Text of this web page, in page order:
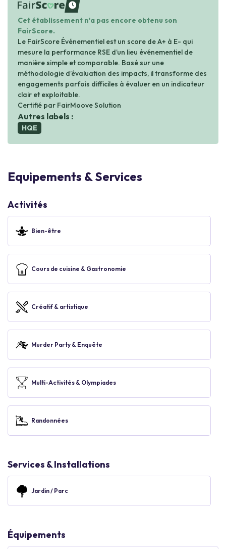
waiting
Cet établissement n'a pas encore obtenu son
FairScore.
Le FairScore Événementiel est un score de A+ à E- qui
mesure la performance RSE d’un lieu événementiel de
manière simple et comparable. Basé sur une
méthodologie d’évaluation des impacts, il transforme des
engagements parfois difficiles à évaluer en un indicateur
clair et exploitable.
Certifié par FairMoove Solution
Autres labels :
HQE
Equipements & Services
Activités
Bien-être
Cours de cuisine & Gastronomie
Créatif & artistique
Murder Party & Enquête
Multi-Activités & Olympiades
Randonnées
Services & Installations
Jardin / Parc
Équipements